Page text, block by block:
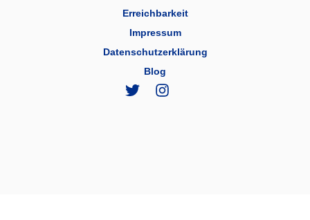
Erreichbarkeit
Impressum
Datenschutzerklärung
Blog